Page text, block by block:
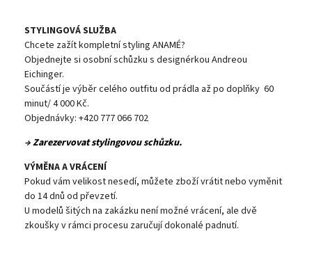
STYLINGOVÁ SLUŽBA
Chcete zažít kompletní styling ANAMÉ?
Objednejte si osobní schůzku s designérkou Andreou
Eichinger.
Součástí je výběr celého outfitu od prádla až po doplňky 60
minut/ 4 000 Kč.
Objednávky: +420 777 066 702
→Zarezervovat stylingovou schůzku.
VÝMĚNA A VRÁCENÍ
Pokud vám velikost nesedí, můžete zboží vrátit nebo vyměnit
do 14 dnů od převzetí.
U modelů šitých na zakázku není možné vrácení, ale dvě
zkoušky v rámci procesu zaručují dokonalé padnutí.